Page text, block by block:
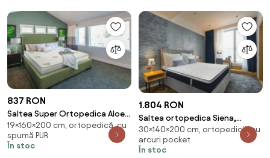
837 RON
Saltea Super Ortopedica Aloe
Vera Essential 160x200x19 cm
19×160×200 cm, ortopedică, cu
spumă PUR
În stoc
1.804 RON
Saltea ortopedica Siena,
140x200x30 cm, Pocket 7 Zone
de Confort, Memory, fermitate
medie/ferma
30×140×200 cm, ortopedică, cu
arcuri pocket
În stoc